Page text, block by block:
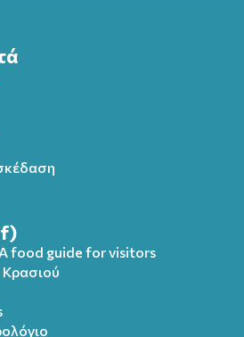
food guide for visitors